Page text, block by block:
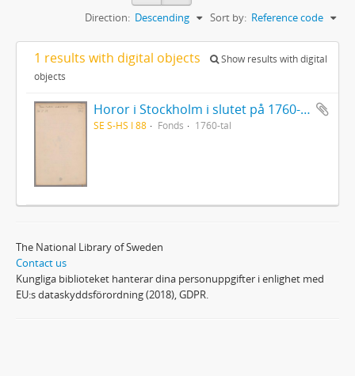
Sort by: Reference code
Direction: Descending
1 results with digital objects
Show results with digital
objects
Horor i Stockholm i slutet på 1760-talet
SE S-HS I 88 Fonds 1760-tal
The National Library of Sweden
Contact us
Kungliga biblioteket hanterar dina personuppgifter i enlighet med
EU:s dataskyddsförordning (2018), GDPR.